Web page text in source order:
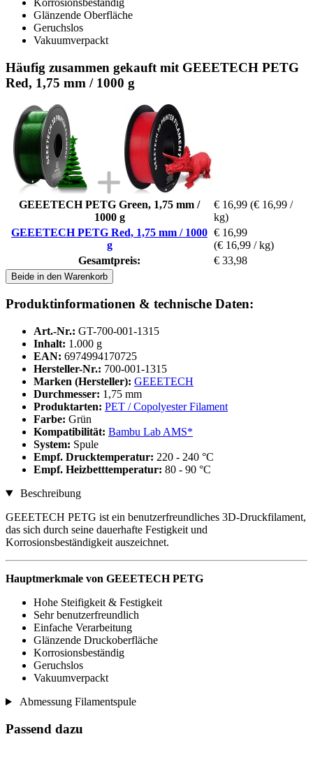
Korrosionsbeständig
Glänzende Oberfläche
Geruchslos
Vakuumverpackt
Häufig zusammen gekauft mit GEEETECH PETG
Red, 1,75 mm / 1000 g
GEEETECH PETG Green, 1,75 mm /
1000 g
€ 16,99 (€ 16,99 /
kg)
GEEETECH PETG Red, 1,75 mm / 1000
g
€ 16,99
(€ 16,99 / kg)
Gesamtpreis:
€ 33,98
Beide in den Warenkorb
Produktinformationen & technische Daten:
Art.-Nr.: GT-700-001-1315
Inhalt: 1.000 g
EAN: 6974994170725
Hersteller-Nr.: 700-001-1315
Marken (Hersteller): GEEETECH
Durchmesser: 1,75 mm
Produktarten: PET / Copolyester Filament
Farbe: Grün
Kompatibilität: Bambu Lab AMS*
System: Spule
Empf. Drucktemperatur: 220 - 240 °C
Empf. Heizbetttemperatur: 80 - 90 °C
Beschreibung
GEEETECH PETG ist ein benutzerfreundliches 3D-Druckfilament,
das sich durch seine dauerhafte Festigkeit und
Korrosionsbeständigkeit auszeichnet.
Hauptmerkmale von GEEETECH PETG
Hohe Steifigkeit & Festigkeit
Sehr benutzerfreundlich
Einfache Verarbeitung
Glänzende Druckoberfläche
Korrosionsbeständig
Geruchslos
Vakuumverpackt
Abmessung Filamentspule
Passend dazu